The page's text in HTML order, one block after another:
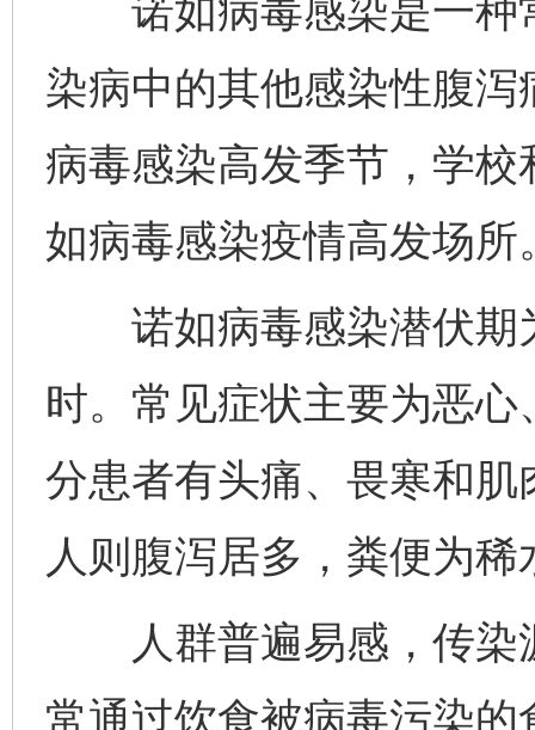
诺如病毒感染是一种
染病中的其他感染性腹
病毒感染高发季节，学
如病毒感染疫情高发场所
诺如病毒感染潜伏期
时。常见症状主要为恶
分患者有头痛、畏寒和
人则腹泻居多，粪便为
人群普遍易感，传染
常通过饮食被病毒污染